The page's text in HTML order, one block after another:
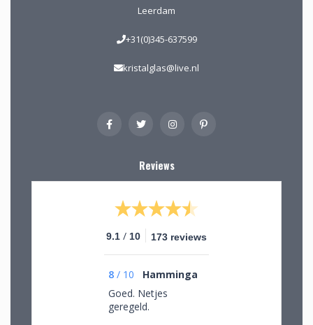
Leerdam
+31(0)345-637599
kristalglas@live.nl
Reviews
9.1 / 10 173 reviews
8 / 10
Hamminga
Goed. Netjes
geregeld.